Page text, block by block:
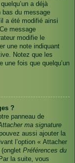
a déjà
bas du message
a été modifié ainsi
message
modifie le
une note indiquant
Notez que les
une fois que quelqu’un
?
panneau de
ma signature
aussi ajouter la
l’option « Attacher
(onglet Préférences du
la suite, vous